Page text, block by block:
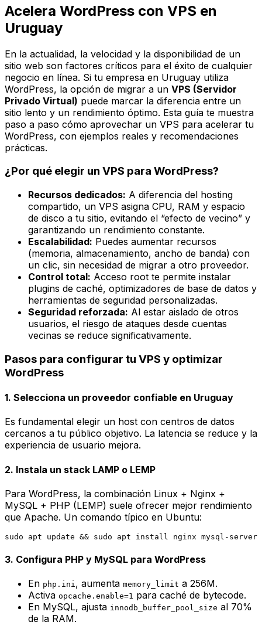
Acelera WordPress con VPS en
Uruguay
En la actualidad, la velocidad y la disponibilidad de un
sitio web son factores críticos para el éxito de cualquier
negocio en línea. Si tu empresa en Uruguay utiliza
WordPress, la opción de migrar a un VPS (Servidor
Privado Virtual) puede marcar la diferencia entre un
sitio lento y un rendimiento óptimo. Esta guía te muestra
paso a paso cómo aprovechar un VPS para acelerar tu
WordPress, con ejemplos reales y recomendaciones
prácticas.
¿Por qué elegir un VPS para WordPress?
Recursos dedicados: A diferencia del hosting
compartido, un VPS asigna CPU, RAM y espacio
de disco a tu sitio, evitando el “efecto de vecino” y
garantizando un rendimiento constante.
Escalabilidad: Puedes aumentar recursos
(memoria, almacenamiento, ancho de banda) con
un clic, sin necesidad de migrar a otro proveedor.
Control total: Acceso root te permite instalar
plugins de caché, optimizadores de base de datos y
herramientas de seguridad personalizadas.
Seguridad reforzada: Al estar aislado de otros
usuarios, el riesgo de ataques desde cuentas
vecinas se reduce significativamente.
Pasos para configurar tu VPS y optimizar
WordPress
1. Selecciona un proveedor confiable en Uruguay
Es fundamental elegir un host con centros de datos
cercanos a tu público objetivo. La latencia se reduce y la
experiencia de usuario mejora.
2. Instala un stack LAMP o LEMP
Para WordPress, la combinación Linux + Nginx +
MySQL + PHP (LEMP) suele ofrecer mejor rendimiento
que Apache. Un comando típico en Ubuntu:
3. Configura PHP y MySQL para WordPress
En php.ini, aumenta memory_limit a 256M.
Activa opcache.enable=1 para caché de bytecode.
En MySQL, ajusta innodb_buffer_pool_size al 70%
de la RAM.